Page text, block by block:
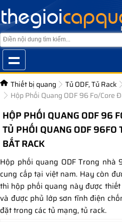
Thiết bị quang Tủ ODF, Tủ Rack
Hộp Phối Quang ODF 96 Fo/Core
HỘP PHỐI QUANG ODF 96
TỦ PHỐI QUANG ODF 96FO
BẮT RACK
Hộp phối quang ODF Trong nhà
cung cấp tại việt nam. Hay còn
thì hộp phối quang này được thiết
và được phủ lớp sơn tĩnh điện
đặt trong các tủ mạng, tủ rack.